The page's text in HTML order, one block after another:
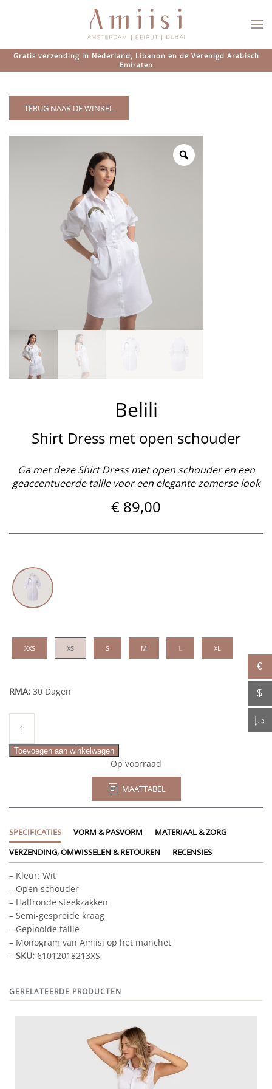
Overslaan en naar de inhoud gaan
Gratis verzending in Nederland, Libanon en de Verenigd Arabisch
Emiraten
TERUG NAAR DE WINKEL
Belili
Shirt Dress met open schouder
Ga met deze Shirt Dress met open schouder en een
geaccentueerde taille voor een elegante zomerse look
€ 89,00
XXS XS S M L XL
RMA: 30 Dagen
aantal
Toevoegen aan winkelwagen
Op voorraad
MAATTABEL
SPECIFICATIES VORM & PASVORM
MATERIAAL & ZORG
VERZENDING, OMWISSELEN & RETOUREN
RECENSIES
– Kleur: Wit
– Open schouder
– Halfronde steekzakken
– Semi-gespreide kraag
– Geplooide taille
– Monogram van Amiisi op het manchet
– SKU: 61012018213XS
GERELATEERDE PRODUCTEN
€
$
د.إ